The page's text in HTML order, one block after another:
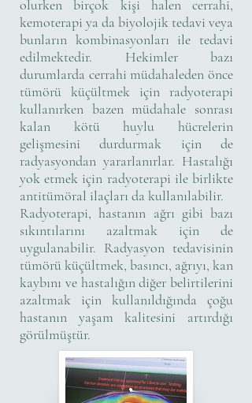
olurken birçok kişi halen cerrahi,
kemoterapi ya da biyolojik tedavi veya
bunların kombinasyonları ile tedavi
edilmektedir. Hekimler bazı
durumlarda cerrahi müdahaleden önce
tümörü küçültmek için radyoterapi
kullanırken bazen müdahale sonrası
kalan kötü huylu hücrelerin
gelişmesini durdurmak için de
radyasyondan yararlanırlar. Hastalığı
yok etmek için radyoterapi ile birlikte
antitümöral ilaçları da kullanılabilir.
Radyoterapi, hastanın ağrı gibi bazı
sıkıntılarını azaltmak için de
uygulanabilir. Radyasyon tedavisinin
tümörü küçültmek, basıncı, ağrıyı, kan
kaybını ve hastalığın diğer belirtilerini
azaltmak için kullanıldığında çoğu
hastanın yaşam kalitesini artırdığı
görülmüştür.